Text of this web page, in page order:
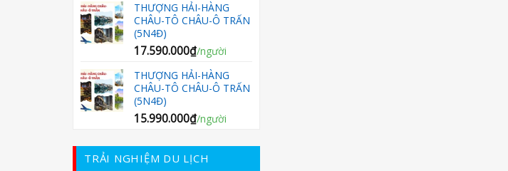
THƯỢNG HẢI-HÀNG
CHÂU-TÔ CHÂU-Ô TRẤN
(5N4Đ)
17.590.000₫/người
THƯỢNG HẢI-HÀNG
CHÂU-TÔ CHÂU-Ô TRẤN
(5N4Đ)
15.990.000₫/người
TRẢI NGHIỆM DU LỊCH